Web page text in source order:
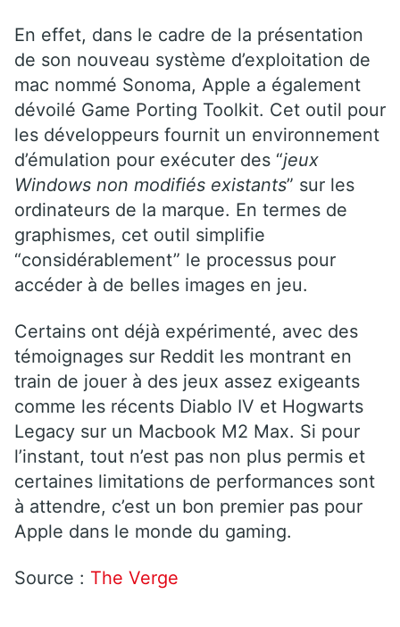
En effet, dans le cadre de la présentation
de son nouveau système d’exploitation de
mac nommé Sonoma, Apple a également
dévoilé Game Porting Toolkit. Cet outil pour
les développeurs fournit un environnement
d’émulation pour exécuter des “jeux
Windows non modifiés existants” sur les
ordinateurs de la marque. En termes de
graphismes, cet outil simplifie
“considérablement” le processus pour
accéder à de belles images en jeu.
Certains ont déjà expérimenté, avec des
témoignages sur Reddit les montrant en
train de jouer à des jeux assez exigeants
comme les récents Diablo IV et Hogwarts
Legacy sur un Macbook M2 Max. Si pour
l’instant, tout n’est pas non plus permis et
certaines limitations de performances sont
à attendre, c’est un bon premier pas pour
Apple dans le monde du gaming.
Source : The Verge